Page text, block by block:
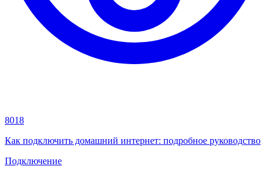
8018
Как подключить домашний интернет: подробное руководство
Подключение